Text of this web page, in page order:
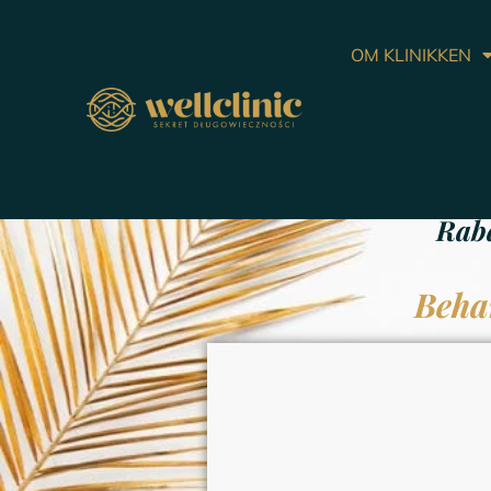
OM KLINIKKEN